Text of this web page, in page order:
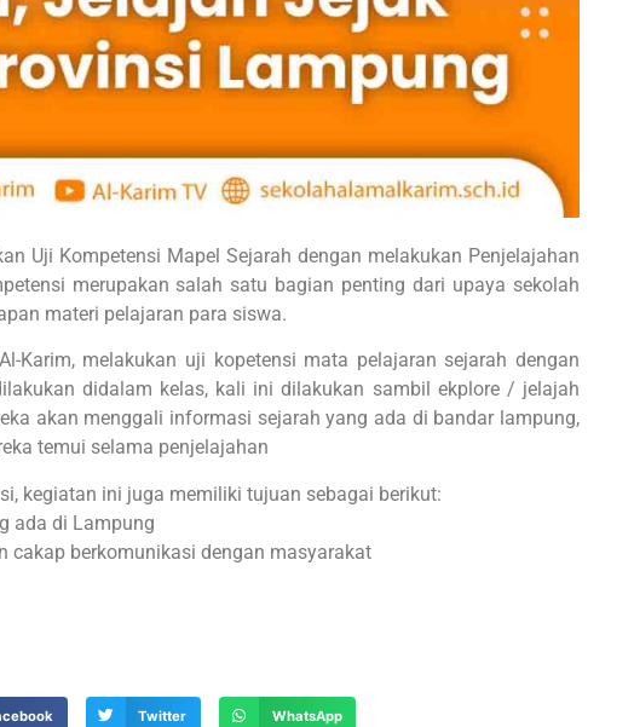
Uji Kompetensi Mapel Sejarah dengan melakukan Penjelajahan
merupakan salah satu bagian penting dari upaya sekolah
materi pelajaran para siswa.
Karim, melakukan uji kopetensi mata pelajaran sejarah dengan
didalam kelas, kali ini dilakukan sambil ekplore / jelajah
akan menggali informasi sejarah yang ada di bandar lampung,
temui selama penjelajahan
kegiatan ini juga memiliki tujuan sebagai berikut:
ada di Lampung
cakap berkomunikasi dengan masyarakat
Twitter WhatsApp